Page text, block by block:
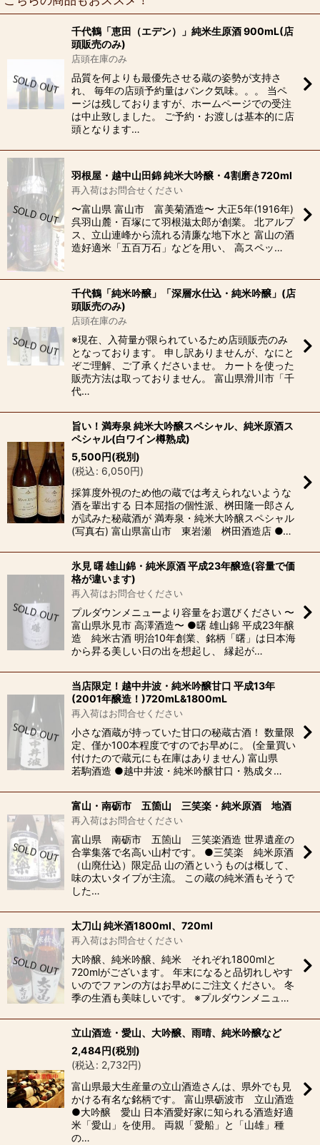
千代鶴「恵田（エデン）」純米生原酒 900mL(店
頭販売のみ)
店頭在庫のみ
品質を何よりも最優先させる蔵の姿勢が支持さ
れ、 毎年の店頭予約量はパンク気味。。。 当ペ
ージは残しておりますが、ホームページでの受注
は中止致しました。 ご予約・お渡しは基本的に店
頭となります…
羽根屋・越中山田錦 純米大吟醸・4割磨き720ml
再入荷はお問合せください
〜富山県 富山市 富美菊酒造〜 大正5年(1916年)
呉羽山麓・百塚にて羽根滋太郎が創業。 北アルプ
ス、立山連峰から流れる清廉な地下水と 富山の酒
造好適米「五百万石」などを用い、 高スペッ…
千代鶴「純米吟醸」「深層水仕込・純米吟醸」(店
頭販売のみ)
店頭在庫のみ
※現在、入荷量が限られているため店頭販売のみ
となっております。 申し訳ありませんが、なにと
ぞご理解、ご了承くださいませ。 カートを使った
販売方法は取っておりません。 富山県滑川市「千
代…
旨い！満寿泉 純米大吟醸スペシャル、純米原酒ス
ペシャル(白ワイン樽熟成)
5,500円(税別)
(税込: 6,050円)
採算度外視のため他の蔵では考えられないような
酒を輩出する 日本屈指の個性派、桝田隆一郎さん
が試みた秘蔵酒が 満寿泉・純米大吟醸スペシャル
(写真右) 富山県富山市 東岩瀬 桝田酒造店 ●…
氷見 曙 雄山錦・純米原酒 平成23年醸造(容量で価
格が違います)
再入荷はお問合せください
プルダウンメニューより容量をお選びください 〜
富山県氷見市 高澤酒造〜 ●曙 雄山錦 平成23年醸
造 純米古酒 明治10年創業、銘柄「曙」は日本海
から昇る美しい日の出を想起し、 縁起が…
当店限定！越中井波・純米吟醸甘口 平成13年
(2001年醸造！)720mL&1800mL
再入荷はお問合せください
小さな酒蔵が持っていた甘口の秘蔵古酒！ 数量限
定、僅か100本程度ですのでお早めに。 (全量買い
付けたので蔵元にも在庫はありません) 富山県
若駒酒造 ●越中井波・純米吟醸甘口・熟成タ…
富山・南砺市 五箇山 三笑楽・純米原酒 地酒
再入荷はお問合せください
富山県 南砺市 五箇山 三笑楽酒造 世界遺産の
合掌集落で名高い山村です。 ●三笑楽 純米原酒
（山廃仕込）限定品 山の酒というものは概して、
味の太いタイプが主流。 この蔵の純米酒もそうで
した…
太刀山 純米酒1800ml、720ml
再入荷はお問合せください
大吟醸、純米吟醸、純米 それぞれ1800mlと
720mlがございます。 年末になると品切れしやす
いのでファンの方はお早めにご注文ください。 冬
季の生酒も美味しいです。 ※プルダウンメニュ…
立山酒造・愛山、大吟醸、雨晴、純米吟醸など
2,484円(税別)
(税込: 2,732円)
富山県最大生産量の立山酒造さんは、県外でも見
かける有名な銘柄です。 富山県砺波市 立山酒造
●大吟醸 愛山 日本酒愛好家に知られる酒造好適
米「愛山」を使用。 両親「愛船」と「山雄」種
の…